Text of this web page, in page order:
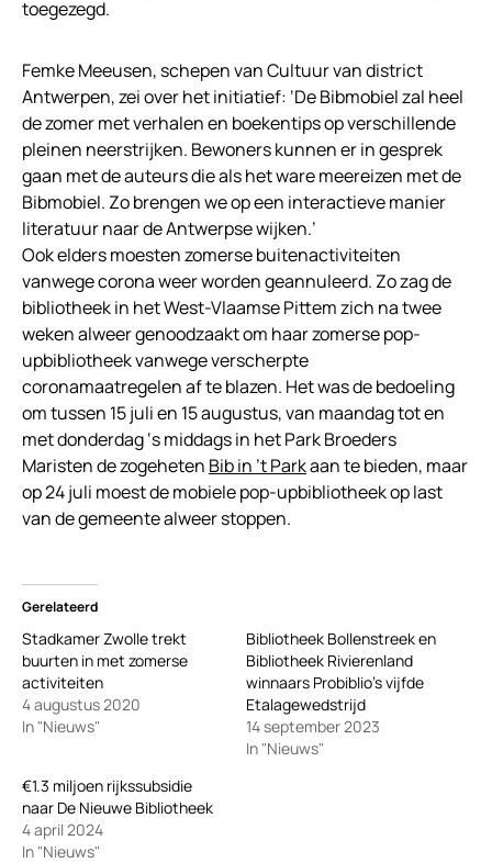
toegezegd.
Femke Meeusen, schepen van Cultuur van district
Antwerpen, zei over het initiatief: ‘De Bibmobiel zal heel
de zomer met verhalen en boekentips op verschillende
pleinen neerstrijken. Bewoners kunnen er in gesprek
gaan met de auteurs die als het ware meereizen met de
Bibmobiel. Zo brengen we op een interactieve manier
literatuur naar de Antwerpse wijken.’
Ook elders moesten zomerse buitenactiviteiten
vanwege corona weer worden geannuleerd. Zo zag de
bibliotheek in het West-Vlaamse Pittem zich na twee
weken alweer genoodzaakt om haar zomerse pop-
upbibliotheek vanwege verscherpte
coronamaatregelen af te blazen. Het was de bedoeling
om tussen 15 juli en 15 augustus, van maandag tot en
met donderdag ‘s middags in het Park Broeders
Maristen de zogeheten Bib in ’t Parkaan te bieden, maar
op 24 juli moest de mobiele pop-upbibliotheek op last
van de gemeente alweer stoppen.
Gerelateerd
Stadkamer Zwolle trekt
buurten in met zomerse
activiteiten
4 augustus 2020
In "Nieuws"
Bibliotheek Bollenstreek en
Bibliotheek Rivierenland
winnaars Probiblio’s vijfde
Etalagewedstrijd
14 september 2023
In "Nieuws"
€1.3 miljoen rijkssubsidie
naar De Nieuwe Bibliotheek
4 april 2024
In "Nieuws"